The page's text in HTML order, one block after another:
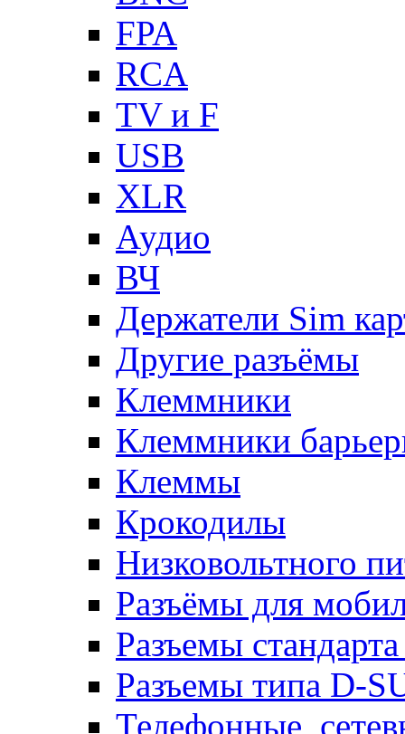
FPA
RCA
TV и F
USB
XLR
Аудио
ВЧ
Держатели Sim
Другие разъёмы
Клеммники
Клеммники
Клеммы
Крокодилы
Низковольтного
Разъёмы для
Разъемы
Разъемы типа D-
Телефонные,